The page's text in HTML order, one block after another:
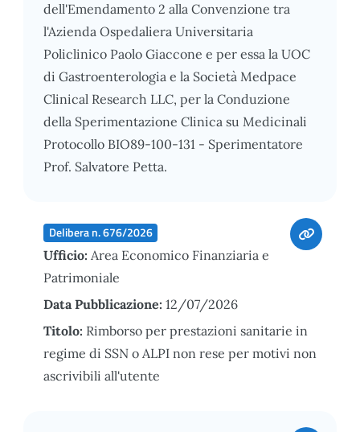
dell'Emendamento 2 alla Convenzione tra
l'Azienda Ospedaliera Universitaria
Policlinico Paolo Giaccone e per essa la UOC
di Gastroenterologia e la Società Medpace
Clinical Research LLC, per la Conduzione
della Sperimentazione Clinica su Medicinali
Protocollo BIO89-100-131 - Sperimentatore
Prof. Salvatore Petta.
Delibera n. 676/2026
Ufficio: Area Economico Finanziaria e
Patrimoniale
Data Pubblicazione: 12/07/2026
Titolo: Rimborso per prestazioni sanitarie in
regime di SSN o ALPI non rese per motivi non
ascrivibili all'utente